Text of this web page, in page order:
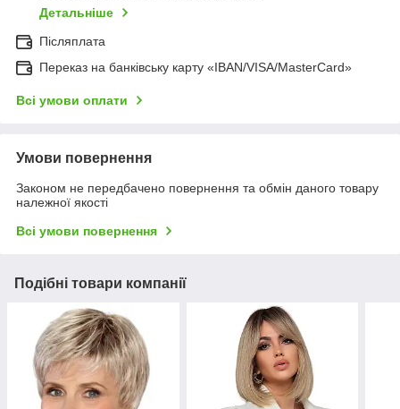
Детальніше
Післяплата
Переказ на банківську карту «IBAN/VISA/MasterCard»
Всі умови оплати
Умови повернення
Законом не передбачено повернення та обмін даного товару
належної якості
Всі умови повернення
Подібні товари компанії